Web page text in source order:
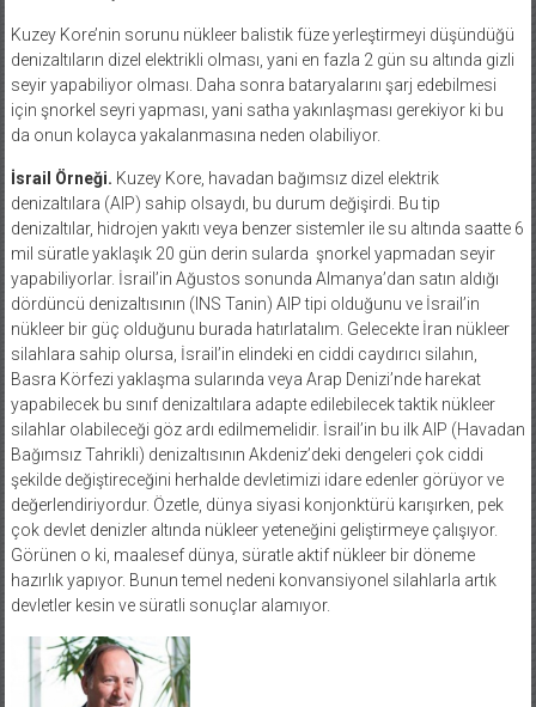
Kuzey Kore’nin sorunu nükleer balistik füze yerleştirmeyi düşündüğü
denizaltıların dizel elektrikli olması, yani en fazla 2 gün su altında gizli
seyir yapabiliyor olması. Daha sonra bataryalarını şarj edebilmesi
için şnorkel seyri yapması, yani satha yakınlaşması gerekiyor ki bu
da onun kolayca yakalanmasına neden olabiliyor.
İsrail Örneği. Kuzey Kore, havadan bağımsız dizel elektrik
denizaltılara (AIP) sahip olsaydı, bu durum değişirdi. Bu tip
denizaltılar, hidrojen yakıtı veya benzer sistemler ile su altında saatte 6
mil süratle yaklaşık 20 gün derin sularda şnorkel yapmadan seyir
yapabiliyorlar. İsrail’in Ağustos sonunda Almanya’dan satın aldığı
dördüncü denizaltısının (INS Tanin) AIP tipi olduğunu ve İsrail’in
nükleer bir güç olduğunu burada hatırlatalım. Gelecekte İran nükleer
silahlara sahip olursa, İsrail’in elindeki en ciddi caydırıcı silahın,
Basra Körfezi yaklaşma sularında veya Arap Denizi’nde harekat
yapabilecek bu sınıf denizaltılara adapte edilebilecek taktik nükleer
silahlar olabileceği göz ardı edilmemelidir. İsrail’in bu ilk AIP (Havadan
Bağımsız Tahrikli) denizaltısının Akdeniz’deki dengeleri çok ciddi
şekilde değiştireceğini herhalde devletimizi idare edenler görüyor ve
değerlendiriyordur. Özetle, dünya siyasi konjonktürü karışırken, pek
çok devlet denizler altında nükleer yeteneğini geliştirmeye çalışıyor.
Görünen o ki, maalesef dünya, süratle aktif nükleer bir döneme
hazırlık yapıyor. Bunun temel nedeni konvansiyonel silahlarla artık
devletler kesin ve süratli sonuçlar alamıyor.